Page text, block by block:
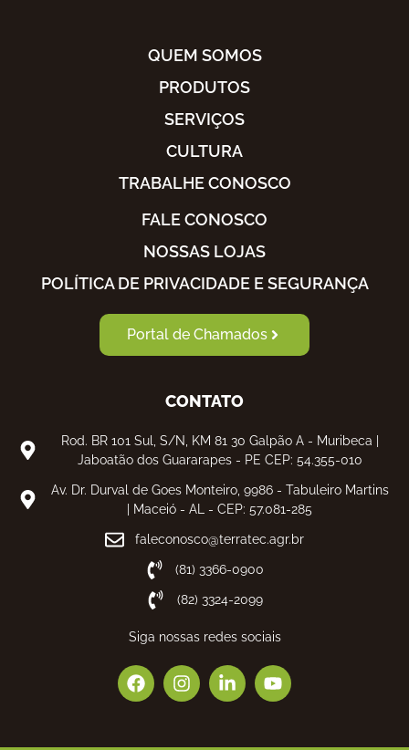
QUEM SOMOS
PRODUTOS
SERVIÇOS
CULTURA
TRABALHE CONOSCO
FALE CONOSCO
NOSSAS LOJAS
POLÍTICA DE PRIVACIDADE E SEGURANÇA
Portal de Chamados
CONTATO
Rod. BR 101 Sul, S/N, KM 81 30 Galpão A - Muribeca |
Jaboatão dos Guararapes - PE CEP: 54.355-010
Av. Dr. Durval de Goes Monteiro, 9986 - Tabuleiro Martins
| Maceió - AL - CEP: 57.081-285
faleconosco@terratec.agr.br
(81) 3366-0900
(82) 3324-2099
Siga nossas redes sociais